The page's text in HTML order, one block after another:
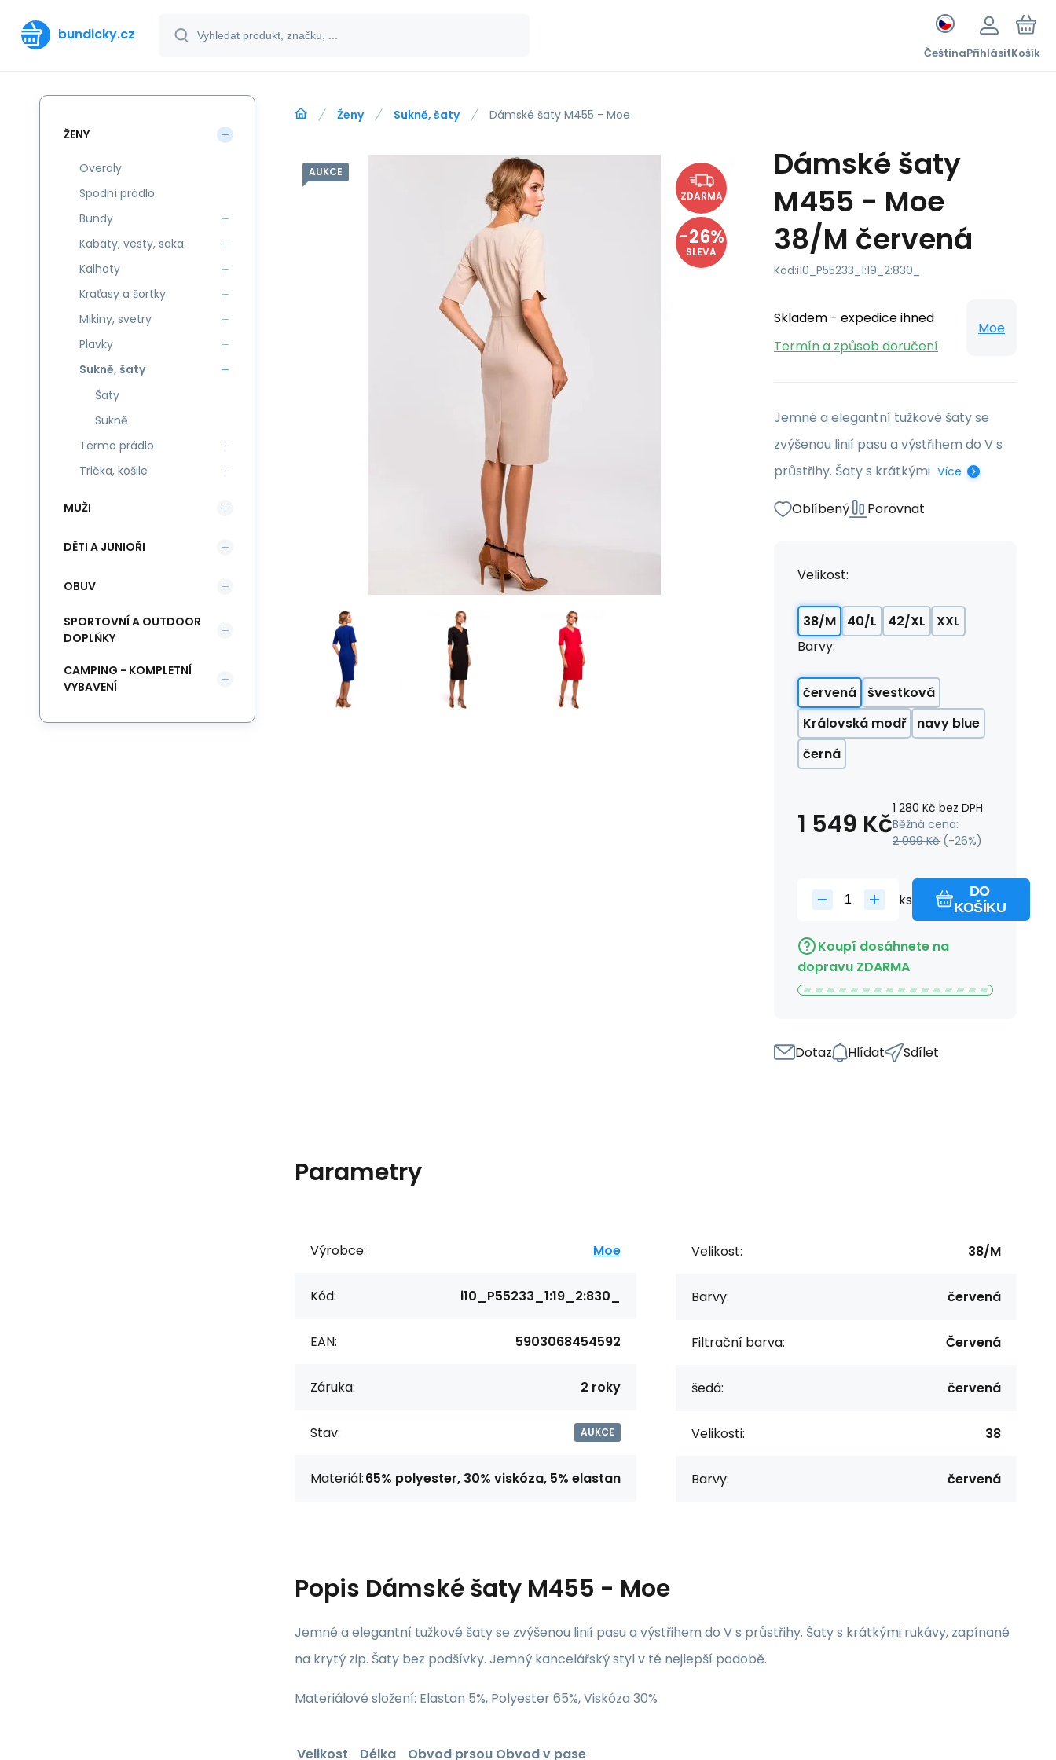
bundicky.cz
ČeštinaPřihlásitKošík
Ženy Sukně, šaty Dámské šaty M455 - Moe
AUKCE
ZDARMA
-26%
SLEVA
Dámské šaty
M455 - Moe
38/M červená
Kód:i10_P55233_1:19_2:830_
Skladem - expedice ihned
Termín a způsob doručení
Moe
Jemné a elegantní tužkové šaty se
zvýšenou linií pasu a výstřihem do V s
průstřihy. Šaty s krátkými Více
Oblíbený Porovnat
Velikost:
38/M 40/L 42/XL
XXL
Barvy:
červená
švestková
Královská modř
navy blue
černá
1 549 Kč1 280 Kč bez DPH
Běžná cena:
2 099 Kč (-26%)
ks
DO
KOŠÍKU
Koupí dosáhnete na
dopravu ZDARMA
Dotaz Hlídat Sdílet
Parametry
Výrobce: Moe
Kód: i10_P55233_1:19_2:830_
EAN: 5903068454592
Záruka: 2 roky
Stav: AUKCE
Materiál:65% polyester, 30% viskóza, 5% elastan
Velikost: 38/M
Barvy: červená
Filtrační barva: Červená
šedá: červená
Velikosti: 38
Barvy: červená
Popis Dámské šaty M455 - Moe
Jemné a elegantní tužkové šaty se zvýšenou linií pasu a výstřihem do V s průstřihy. Šaty s krátkými rukávy, zapínané
na krytý zip. Šaty bez podšívky. Jemný kancelářský styl v té nejlepší podobě.
Materiálové složení: Elastan 5%, Polyester 65%, Viskóza 30%
Velikost Délka Obvod prsou Obvod v pase
ŽENY
Overaly
Spodní prádlo
Bundy
Kabáty, vesty, saka
Kalhoty
Kraťasy a šortky
Mikiny, svetry
Plavky
Sukně, šaty
Šaty
Sukně
Termo prádlo
Trička, košile
MUŽI
DĚTI A JUNIOŘI
OBUV
SPORTOVNÍ A OUTDOOR
DOPLŇKY
CAMPING - KOMPLETNÍ
VYBAVENÍ